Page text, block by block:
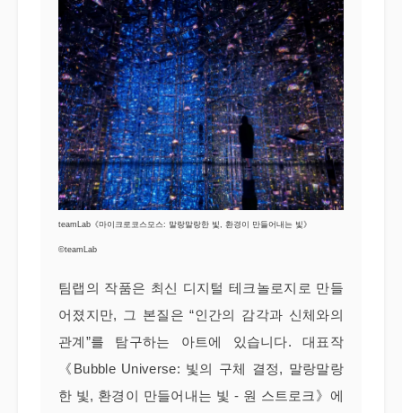
팀랩의 작품은 최신 디지털 테크놀로지로 만들
어졌지만, 그 본질은 “인간의 감각과 신체와의
관계”를 탐구하는 아트에 있습니다. 대표작
《Bubble Universe: 빛의 구체 결정, 말랑말랑
한 빛, 환경이 만들어내는 빛 - 원 스트로크》에
teamLab《마이크로코스모스: 말랑말랑한 빛, 환경이 만들어내는 빛》
©teamLab